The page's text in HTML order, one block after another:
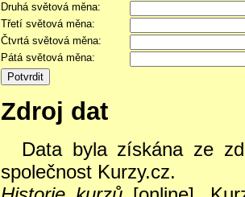
Druhá světová měna:
Třetí světová měna:
Čtvrtá světová měna:
Pátá světová měna:
Zdroj dat
Data byla získána ze
společnost Kurzy.cz.